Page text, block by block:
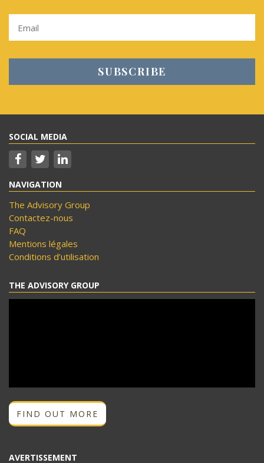
SOCIAL MEDIA
NAVIGATION
The Advisory Group
Contactez-nous
FAQ
Mentions légales
Conditions d’utilisation
THE ADVISORY GROUP
FIND OUT MORE
AVERTISSEMENT